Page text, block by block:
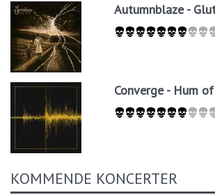
Autumnblaze -
Converge - Hum
KOMMENDE KONCERTER